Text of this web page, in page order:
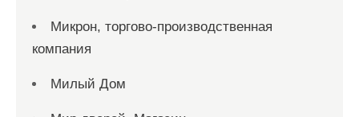
Микрон, торгово-производственная
компания
Милый Дом